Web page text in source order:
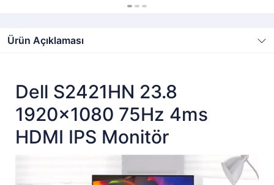
Ürün Açıklaması
Dell S2421HN 23.8
1920x1080 75Hz 4ms
HDMI IPS Monitör